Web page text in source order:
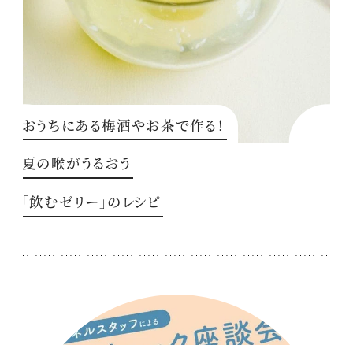
おうちにある梅酒やお茶で作る！
夏の喉がうるおう
「飲むゼリー」のレシピ